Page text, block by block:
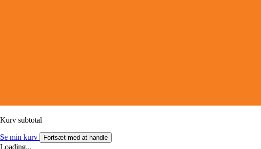
Kurv subtotal
Se min kurv Fortsæt med at handle
Loading...